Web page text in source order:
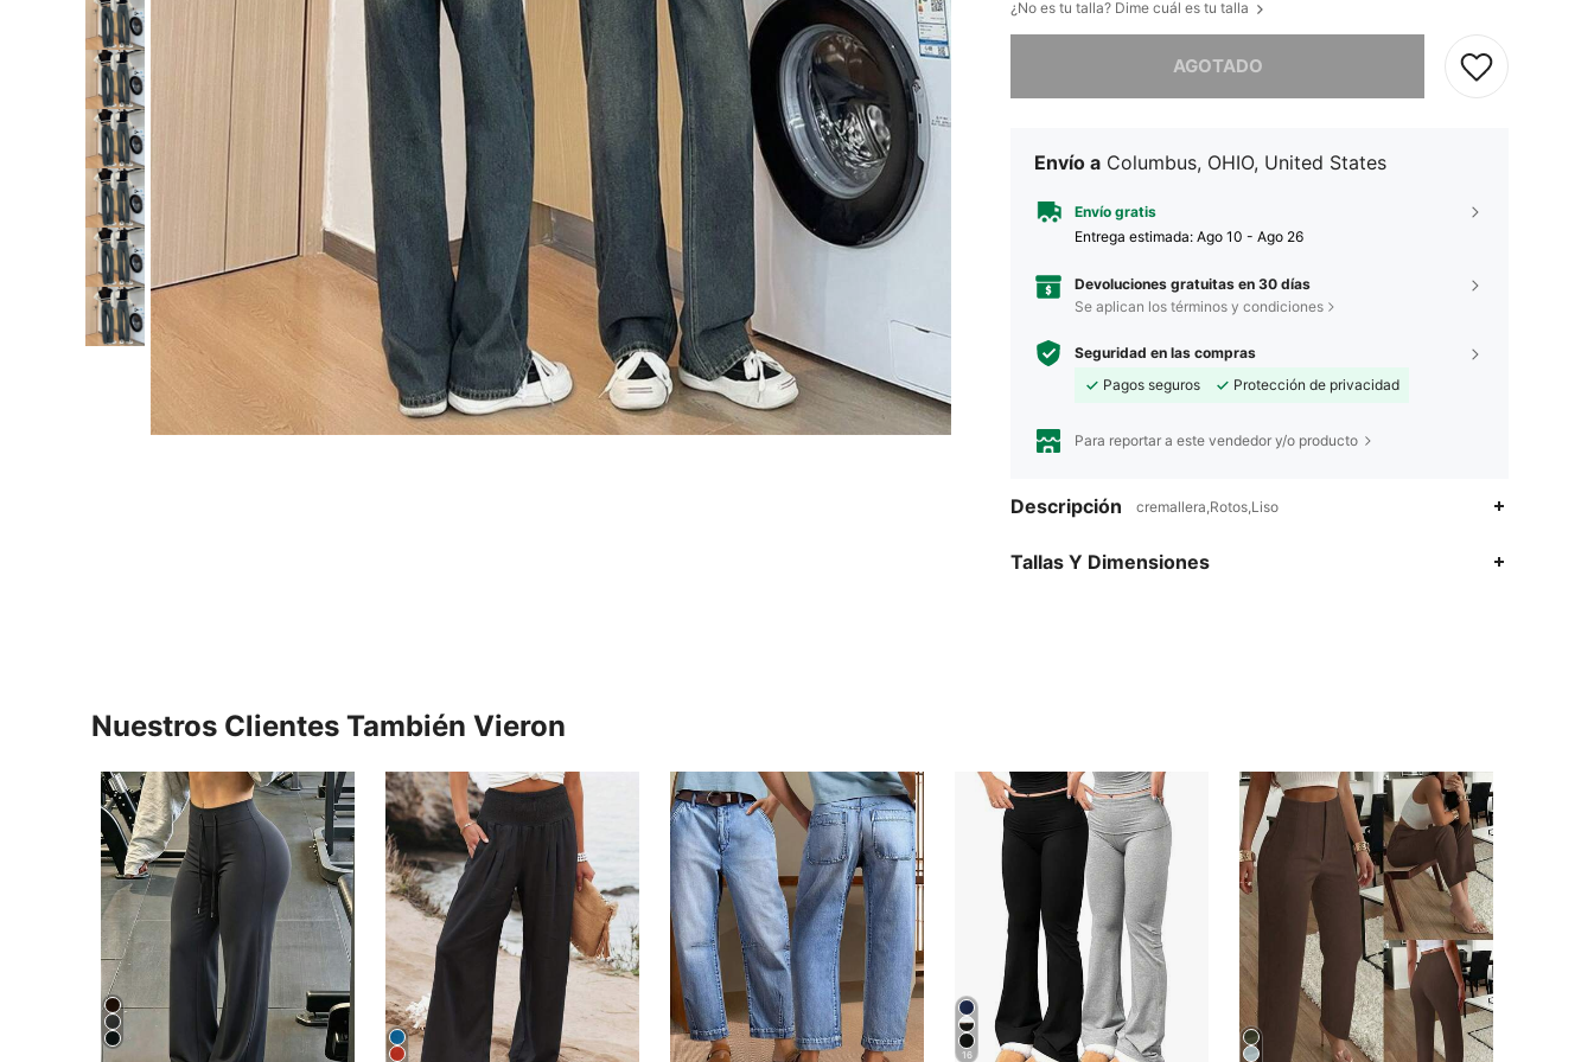
¿No es tu talla? Dime cuál es tu talla
AGOTADO
Lo sentimos, este producto está agotado.
Envío a Columbus, OHIO, United States
Envío gratis
Entrega estimada: Ago 10 - Ago 26
Devoluciones gratuitas en 30 días
Se aplican los términos y condiciones
Seguridad en las compras
Pagos seguros
Protección de privacidad
Para reportar a este vendedor y/o producto
Descripción cremallera,Rotos,Liso
Tallas Y Dimensiones
Nuestros Clientes También Vieron
16